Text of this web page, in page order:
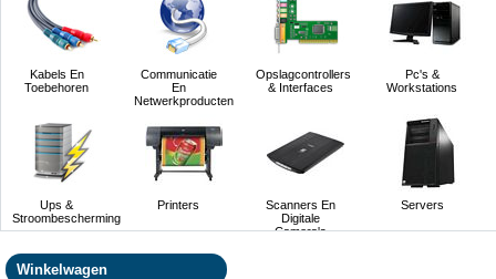
Kabels En
Toebehoren
Communicatie
En
Netwerkproducten
Opslagcontrollers
& Interfaces
Pc's &
Workstations
Ups &
Stroombescherming
Printers
Scanners En
Digitale
Camera's
Servers
Winkelwagen